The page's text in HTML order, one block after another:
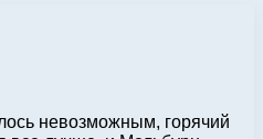
невозможным, горячий